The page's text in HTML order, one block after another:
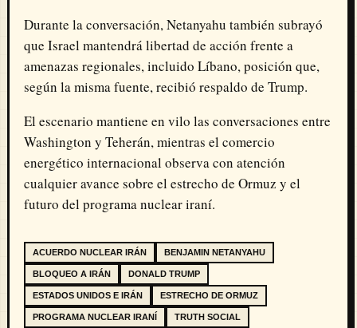
Durante la conversación, Netanyahu también subrayó
que Israel mantendrá libertad de acción frente a
amenazas regionales, incluido Líbano, posición que,
según la misma fuente, recibió respaldo de Trump.
El escenario mantiene en vilo las conversaciones entre
Washington y Teherán, mientras el comercio
energético internacional observa con atención
cualquier avance sobre el estrecho de Ormuz y el
futuro del programa nuclear iraní.
ACUERDO NUCLEAR IRÁN BENJAMIN NETANYAHU
BLOQUEO A IRÁN DONALD TRUMP
ESTADOS UNIDOS E IRÁN ESTRECHO DE ORMUZ
PROGRAMA NUCLEAR IRANÍ TRUTH SOCIAL